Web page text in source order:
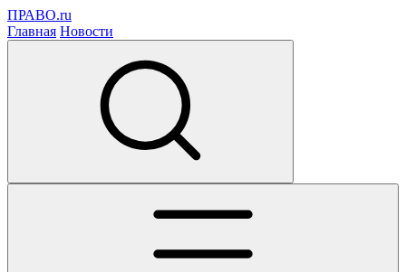
ПРАВО.ru
Главная Новости